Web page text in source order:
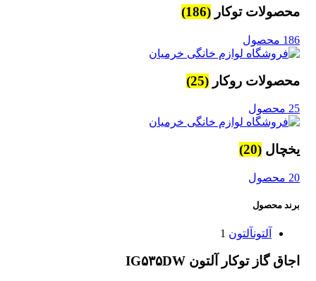
محصولات توکار (186)
186 محصول
محصولات روکار (25)
25 محصول
یخچال (20)
20 محصول
برند محصول
آلتونآلتون 1
اجاق گاز توکار آلتون IG۵۳۵DW